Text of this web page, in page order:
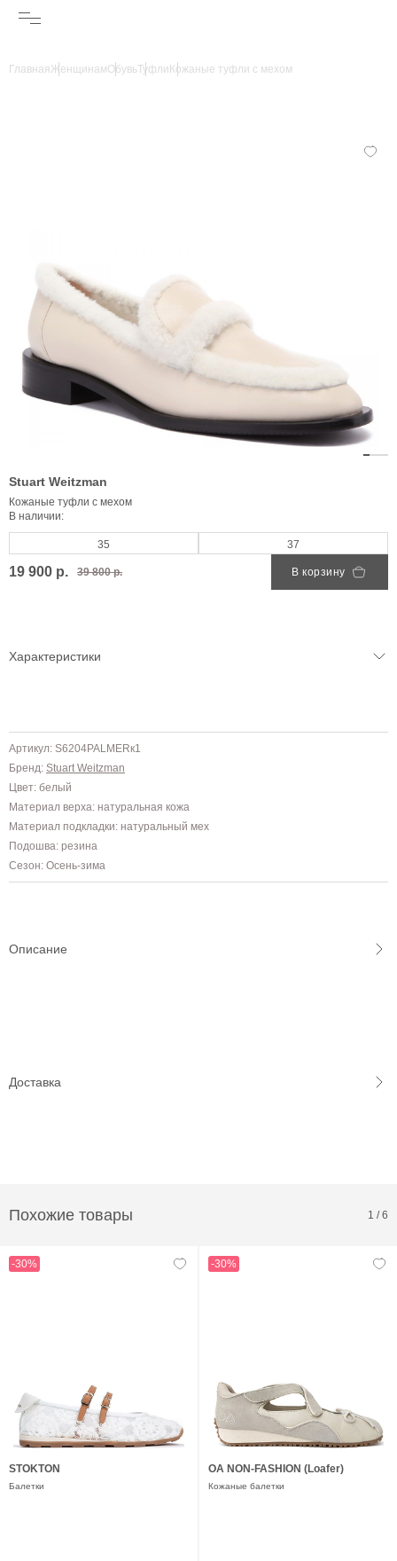
ГлавнаяЖенщинамОбувьТуфли Кожаные туфли с мехом
Stuart Weitzman
Кожаные туфли с мехом
В наличии:
35 37
19 900 р. 39 800 р. В корзину
Характеристики
Артикул: S6204PALMERк1
Бренд: Stuart Weitzman
Цвет: белый
Материал верха: натуральная кожа
Материал подкладки: натуральный мех
Подошва: резина
Сезон: Осень-зима
Описание
Доставка
Похожие товары 1 /6
-30%
STOKTON
Балетки
-30%
OA NON-FASHION (Loafer)
Кожаные балетки